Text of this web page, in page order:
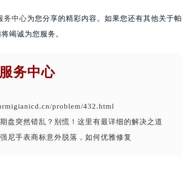
务中心为您分享的精彩内容。如果您还有其他关于
竭诚为您服务。
务中心
problem/432.html
盘突然错乱？别慌！这里有最详细的解决之道
尼手表商标意外脱落，如何优雅修复